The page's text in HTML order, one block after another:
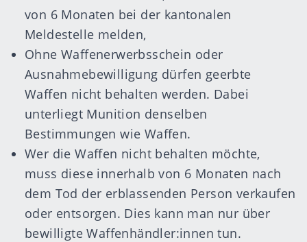
von 6 Monaten bei der kantonalen
Meldestelle melden,
Ohne Waffenerwerbsschein oder
Ausnahmebewilligung dürfen geerbte
Waffen nicht behalten werden. Dabei
unterliegt Munition denselben
Bestimmungen wie Waffen.
Wer die Waffen nicht behalten möchte,
muss diese innerhalb von 6 Monaten nach
dem Tod der erblassenden Person verkaufen
oder entsorgen. Dies kann man nur über
bewilligte Waffenhändler:innen tun.